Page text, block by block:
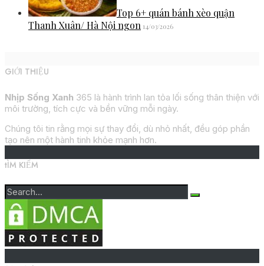
Top 6+ quán bánh xèo quận
Thanh Xuân/ Hà Nội ngon 14/03/2026
GIỚI THIỆU
Nhịp Sống Xanh 365 là hành trình lan tỏa lối sống thân thiện với
môi trường, tích cực và bền vững mỗi ngày.
Chúng tôi tin rằng mọi sự thay đổi, dù nhỏ nhất, đều góp phần
tạo nên một hành tinh khỏe mạnh hơn.
tÌM KIẾM